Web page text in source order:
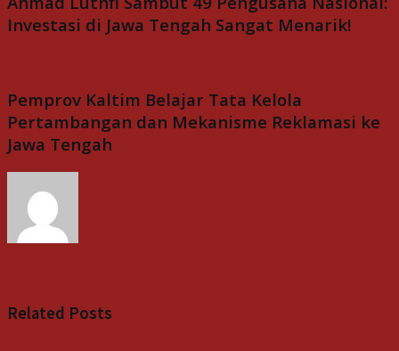
Investasi di Jawa Tengah Sangat Menarik!
Pemprov Kaltim Belajar Tata Kelola
Pertambangan dan Mekanisme Reklamasi ke
Jawa Tengah
Related Posts